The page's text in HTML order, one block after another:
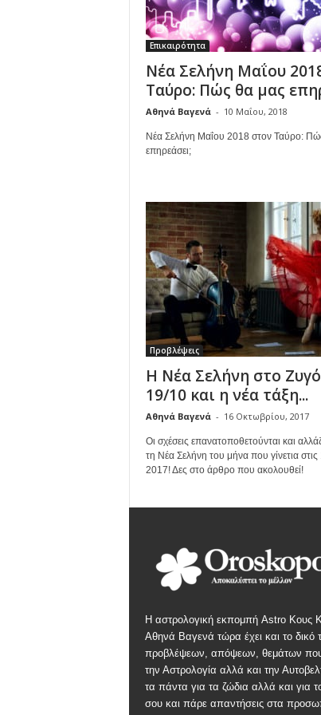
Επικαιρότητα
Νέα Σελήνη Μαΐου
Ταύρο: Πώς θα μας
Αθηνά Βαγενά - 10 Μαΐου, 2018
Νέα Σελήνη Μαΐου 2018 στον Ταύρο:
επηρεάσει;
Προβλέψεις
Η Νέα Σελήνη στο
19/10 και η νέα τάξη...
Αθηνά Βαγενά - 16 Οκτωβρίου, 2017
Οι σχέσεις επανατοποθετούνται και
τη Νέα Σελήνη του μήνα που γίνετια
2017! Δες στο άρθρο που ακολουθεί!
Η αστρολογική εκπομπή Astro Κους
Αθηνά Βαγενά τώρα έχει και το δικό
προβλέψεων, απόψεων, θεμάτων
την Αστρολογία αλλά και την
τα πάντα για τα ζώδια αλλά και για
σου και πάρε απαντήσεις στα